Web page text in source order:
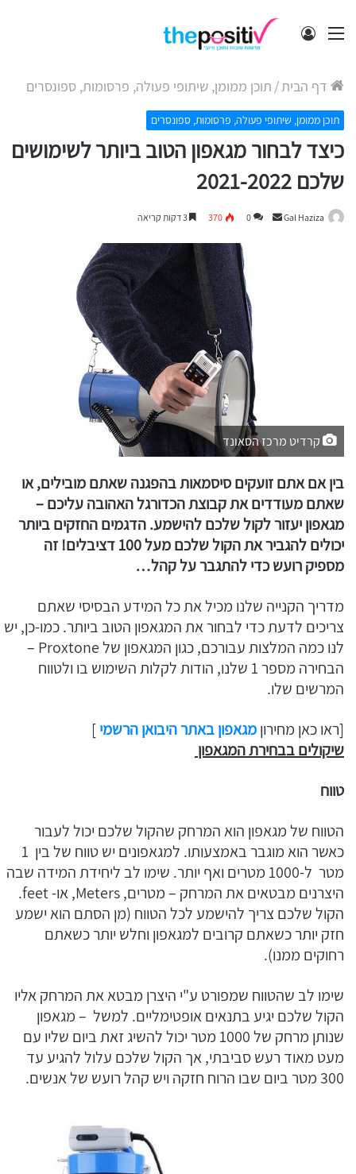
תפריט התחבר
דף הבית/ תוכן ממומן, שיתופי פעולה, פרסומות, ספונסרים
תוכן ממומן, שיתופי פעולה, פרסומות, ספונסרים
כיצד לבחור מגאפון הטוב ביותר לשימושים
שלכם 2021-2022
Gal Haziza
Send
0
370
קרדיט מרכז הסאונד
בין אם אתם זועקים סיסמאות בהפגנה שאתם מובילים, או
שאתם מעודדים את קבוצת הכדורגל האהובה עליכם –
מגאפון יעזור לקול שלכם להישמע. הדגמים החזקים ביותר
יכולים להגביר את הקול שלכם מעל 100 דציבלים! זה
מספיק רועש כדי להתגבר על קהל…
מדריך הקנייה שלנו מכיל את כל המידע הבסיסי שאתם
צריכים לדעת כדי לבחור את המגאפון הטוב ביותר. כמו-כן, יש
לנו כמה המלצות עבורכם, כגון המגאפון של Proxtone –
הבחירה מספר 1 שלנו, הודות לקלות השימוש בו ולטווח
המרשים שלו.
[ראו כאן מחירוןמגאפון באתר היבואן הרשמי]
שיקולים בבחירת המגאפון
טווח
הטווח של מגאפון הוא המרחק שהקול שלכם יכול לעבור
כאשר הוא מוגבר באמצעותו. למגאפונים יש טווח של בין 1
מטר ל-1000 מטרים ואף יותר. שימו לב ליחידת המידה שבה
היצרנים מבטאים את המרחק – מטרים, Meters, או- feet.
הקול שלכם צריך להישמע לכל הטווח (מן הסתם הוא ישמע
חזק יותר כשאתם קרובים למגאפון וחלש יותר כשאתם
רחוקים ממנו).
שימו לב שהטווח שמפורט ע"י היצרן מבטא את המרחק אליו
הקול שלכם יגיע בתנאים אופטימליים. למשל – מגאפון
שנותן מרחק של 1000 מטר יכול להשיג זאת ביום שליו עם
מעט מאוד רעש סביבתי, אך הקול שלכם עלול להגיע עד
300 מטר ביום שבו הרוח חזקה ויש קהל רועש של אנשים.